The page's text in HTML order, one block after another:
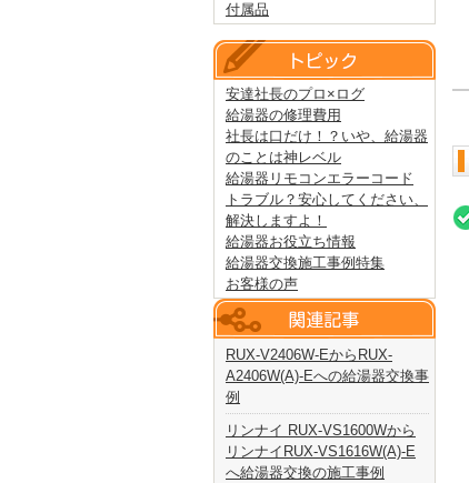
付属品
安達社長のプロ×ログ
給湯器の修理費用
社長は口だけ！？いや、給湯器
のことは神レベル
給湯器リモコンエラーコード
トラブル？安心してください、
解決しますよ！
給湯器お役立ち情報
給湯器交換施工事例特集
お客様の声
RUX-V2406W-EからRUX-
A2406W(A)-Eへの給湯器交換事
例
リンナイ RUX-VS1600Wから
リンナイRUX-VS1616W(A)-E
へ給湯器交換の施工事例